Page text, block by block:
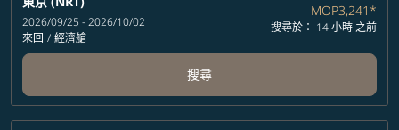
2026/09/25 - 2026/10/02
來回 / 經濟艙
MOP3,241*
搜尋於： 14 小時 之前
搜尋